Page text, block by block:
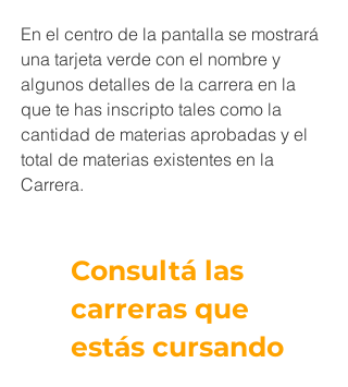
En el centro de la pantalla se mostrará
una tarjeta verde con el nombre y
algunos detalles de la carrera en la
que te has inscripto tales como la
cantidad de materias aprobadas y el
total de materias existentes en la
Carrera.
Consultá las
carreras que
estás cursando